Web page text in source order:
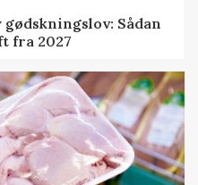
Sådan
fra 2027